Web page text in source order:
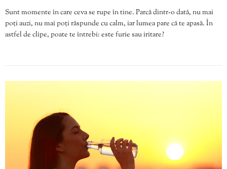
Sunt momente în care ceva se rupe în tine. Parcă dintr-o dată, nu mai
poți auzi, nu mai poți răspunde cu calm, iar lumea pare că te apasă. În
astfel de clipe, poate te întrebi: este furie sau iritare?